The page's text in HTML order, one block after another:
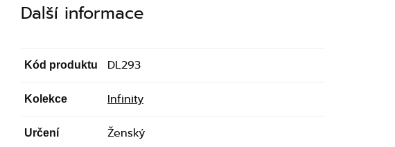
Další informace
Kód produktu DL293
Kolekce Infinity
Určení Ženský